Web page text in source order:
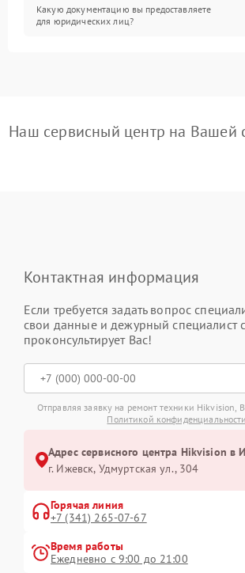
Какую документацию вы предоставляете
для юридических лиц?
Наш сервисный центр на Вашей
Контактная информация
Если требуется задать вопрос
свои данные и дежурный специалист
проконсультирует Вас!
Отправляя заявку на ремонт техники Hikvision,
Политикой конфиденциальности
Адрес сервисного центра Hikvision в
г. Ижевск, Удмуртская ул., 304
Горячая линия
+7 (341) 265-07-67
Время работы
Ежедневно с 9:00 до 21:00